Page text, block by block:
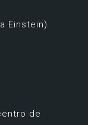
Einstein)
de